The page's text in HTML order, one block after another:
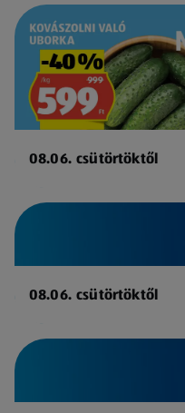
08.06. csütörtöktől
08.06. csütörtöktől